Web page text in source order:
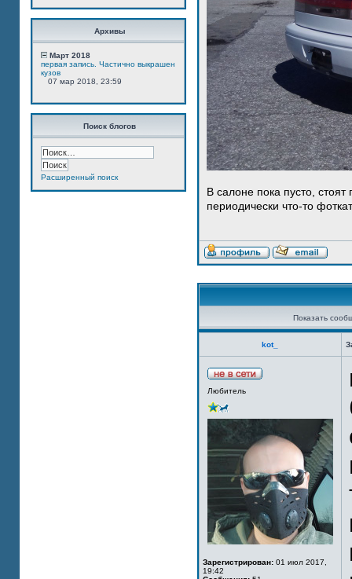
Архивы
Март 2018
первая запись. Частично выкрашен
кузов
07 мар 2018, 23:59
Поиск блогов
Расширенный поиск
В салоне пока пусто,
периодически что-то
Показать
kot_
Любитель
Зарегистрирован: 01 июл 2017,
19:42